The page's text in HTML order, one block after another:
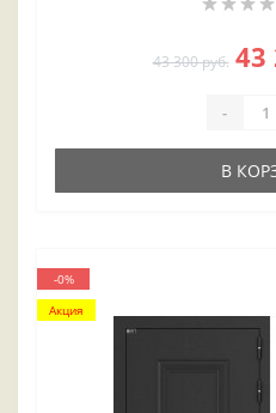
43 300 руб. 43
-
В
-0%
Акция